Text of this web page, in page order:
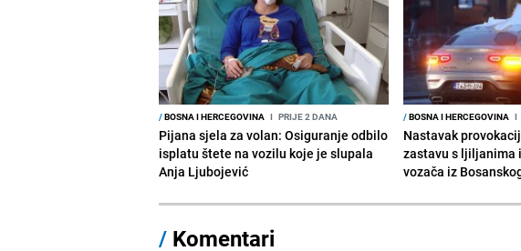
/BOSNA I HERCEGOVINA I PRIJE 2 DANA
Pijana sjela za volan: Osiguranje odbilo
isplatu štete na vozilu koje je slupala
Anja Ljubojević
/BOSNA I HERCEGOVINA I
Nastavak
zastavu s ljiljanima
vozača iz
/ Komentari